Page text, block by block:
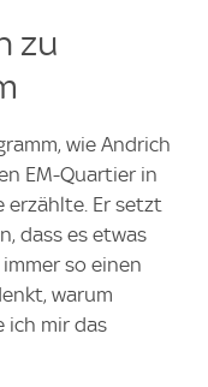
zu
wie Andrich
EM-Quartier in
erzählte. Er setzt
dass es etwas
so einen
warum
ich mir das